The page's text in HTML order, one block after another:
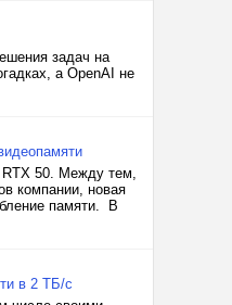
задач на
а OpenAI не
RTX 50. Между тем,
компании, новая
памяти. В
в 2 ТБ/с